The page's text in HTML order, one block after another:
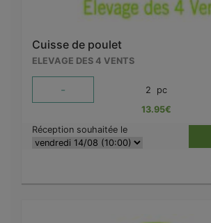
Cuisse de poulet
ELEVAGE DES 4 VENTS
- 2 pc
13.95€
Réception souhaitée le